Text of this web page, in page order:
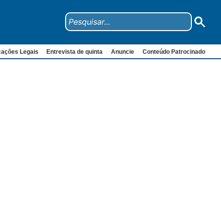
Legais Entrevista de quinta Anuncie Conteúdo Patrocinado